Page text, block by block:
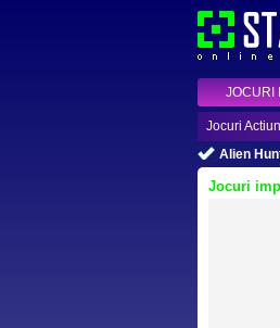
JOCURI
Jocuri
Alien
Jocuri